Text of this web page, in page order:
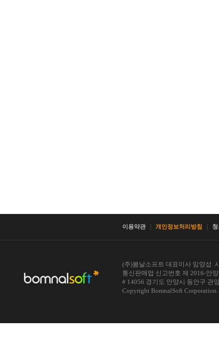
이용약관 개인정보처리방침
(주)봄날소프트 대표이사 임양섭
통신판매업 신고번호 제 2016-안
# 14056 경기도 안양시 동안구 관
Copyright BomnalSoft